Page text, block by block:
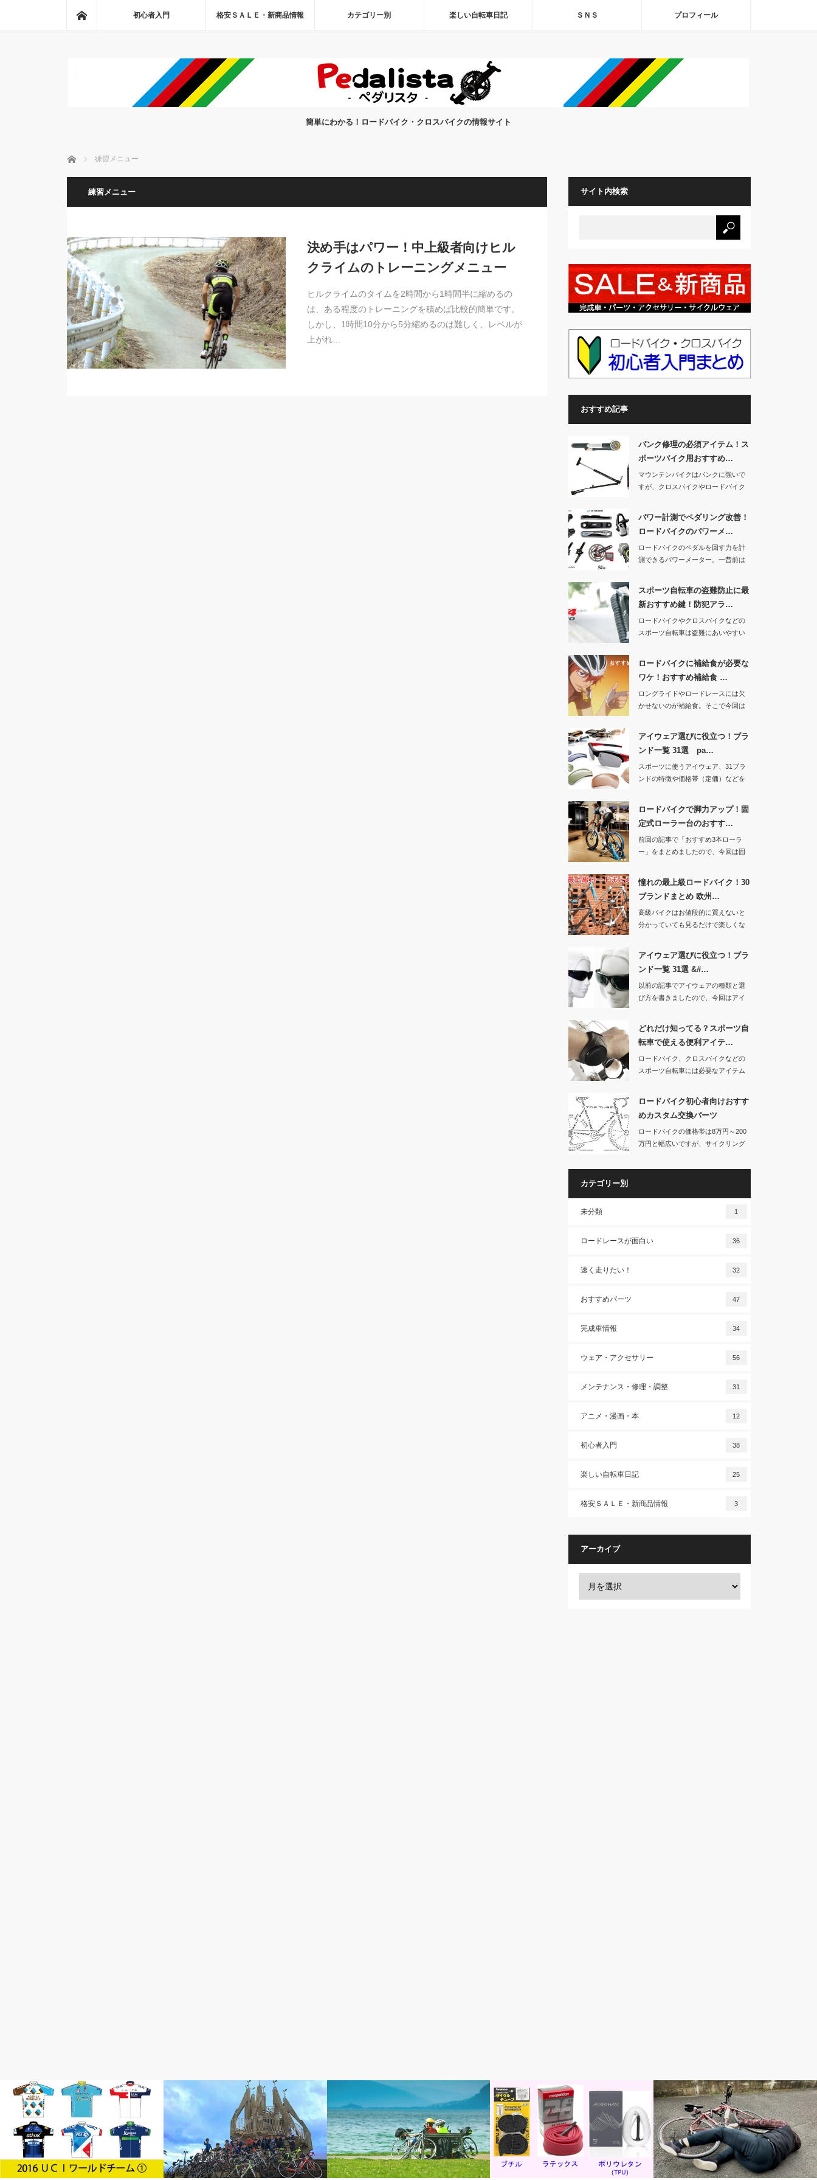
初心者入門 格安ＳＡＬＥ・新商品情報 カテゴリー別 楽しい自転車日記 ＳＮＳ プロフィール
簡単にわかる！ロードバイク・クロスバイクの情報サイト
ホーム 練習メニュー
練習メニュー
決め手はパワー！中上級者向けヒル
クライムのトレーニングメニュー
ヒルクライムのタイムを2時間から1時間半に縮めるの
は、ある程度のトレーニングを積めば比較的簡単です。
しかし、1時間10分から5分縮めるのは難しく、レベルが
上がれ…
サイト内検索
おすすめ記事
パンク修理の必須アイテム！ス
ポーツバイク用おすすめ…
マウンテンバイクはパンクに強いで
すが、クロスバイクやロードバイク
パワー計測でペダリング改善！
ロードバイクのパワーメ…
ロードバイクのペダルを回す力を計
測できるパワーメーター。一昔前は
スポーツ自転車の盗難防止に最
新おすすめ鍵！防犯アラ…
ロードバイクやクロスバイクなどの
スポーツ自転車は盗難にあいやすい
ロードバイクに補給食が必要な
ワケ！おすすめ補給食 …
ロングライドやロードレースには欠
かせないのが補給食。そこで今回は
アイウェア選びに役立つ！ブラ
ンド一覧 31選 pa…
スポーツに使うアイウェア、31ブラ
ンドの特徴や価格帯（定価）などを
ロードバイクで脚力アップ！固
定式ローラー台のおすす…
前回の記事で「おすすめ3本ローラ
ー」をまとめましたので、今回は固
憧れの最上級ロードバイク！30
ブランドまとめ 欧州…
高級バイクはお値段的に買えないと
分かっていても見るだけで楽しくな
アイウェア選びに役立つ！ブラ
ンド一覧 31選 &#…
以前の記事でアイウェアの種類と選
び方を書きましたので、今回はアイ
どれだけ知ってる？スポーツ自
転車で使える便利アイテ…
ロードバイク、クロスバイクなどの
スポーツ自転車には必要なアイテム
ロードバイク初心者向けおすす
めカスタム交換パーツ
ロードバイクの価格帯は8万円～200
万円と幅広いですが、サイクリング
カテゴリー別
未分類 1
ロードレースが面白い 36
速く走りたい！ 32
おすすめパーツ 47
完成車情報 34
ウェア・アクセサリー 56
メンテナンス・修理・調整 31
アニメ・漫画・本 12
初心者入門 38
楽しい自転車日記 25
格安ＳＡＬＥ・新商品情報 3
アーカイブ